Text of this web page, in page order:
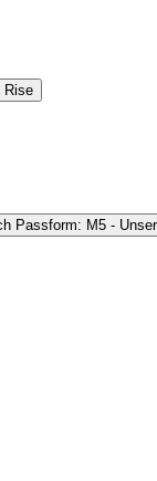
Rise
Passform: M5 -